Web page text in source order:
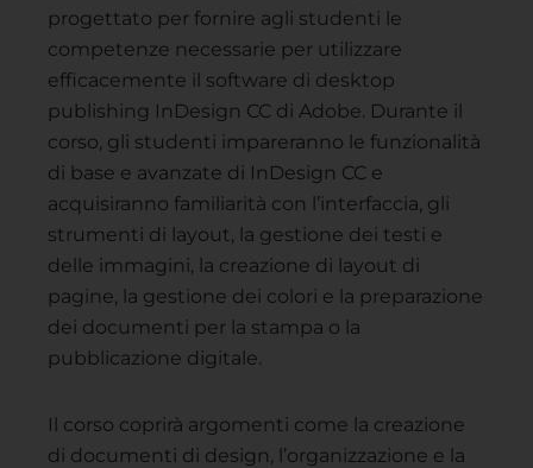
progettato per fornire agli studenti le
competenze necessarie per utilizzare
efficacemente il software di desktop
publishing InDesign CC di Adobe. Durante il
corso, gli studenti impareranno le funzionalità
di base e avanzate di InDesign CC e
acquisiranno familiarità con l’interfaccia, gli
strumenti di layout, la gestione dei testi e
delle immagini, la creazione di layout di
pagine, la gestione dei colori e la preparazione
dei documenti per la stampa o la
pubblicazione digitale.
Il corso coprirà argomenti come la creazione
di documenti di design, l’organizzazione e la